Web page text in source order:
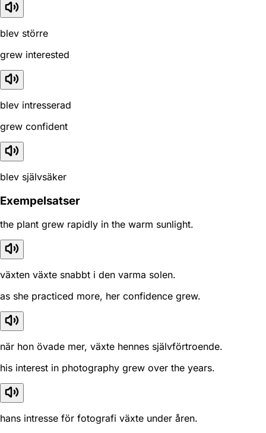
blev större
grew interested
blev intresserad
grew confident
blev självsäker
Exempelsatser
the plant grew rapidly in the warm sunlight.
växten växte snabbt i den varma solen.
as she practiced more, her confidence grew.
när hon övade mer, växte hennes självförtroende.
his interest in photography grew over the years.
hans intresse för fotografi växte under åren.